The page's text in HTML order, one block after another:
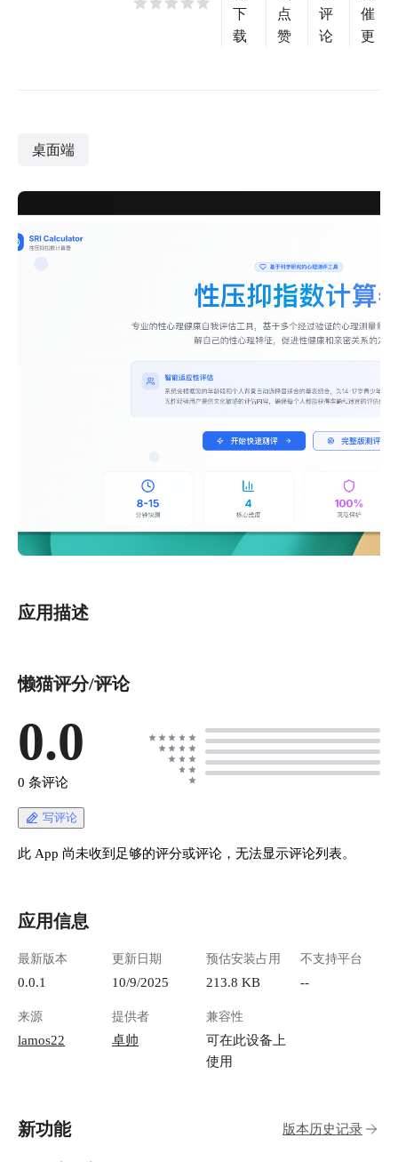
下
载
点
赞
评
论
催
更
桌面端
应用描述
懒猫评分/评论
0.0
0 条评论
写评论
此 App 尚未收到足够的评分或评论，无法显示评论列表。
应用信息
最新版本
0.0.1
更新日期
10/9/2025
预估安装占用
213.8 KB
不支持平台
--
来源
lamos22
提供者
卓帅
兼容性
可在此设备上
使用
新功能 版本历史记录